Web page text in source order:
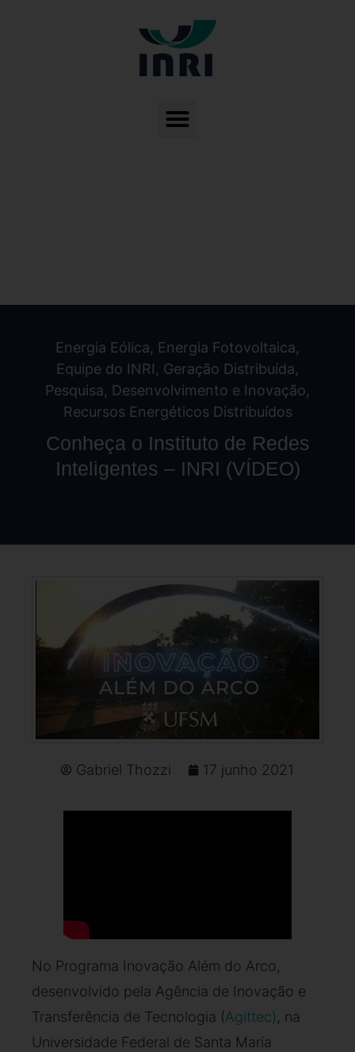
Energia Eólica, Energia Fotovoltaica,
Equipe do INRI, Geração Distribuída,
Pesquisa, Desenvolvimento e Inovação,
Recursos Energéticos Distribuídos
Conheça o Instituto de Redes
Inteligentes – INRI (VÍDEO)
Gabriel Thozzi 17 junho 2021
No Programa Inovação Além do Arco,
desenvolvido pela Agência de Inovação e
Transferência de Tecnologia (Agittec), na
Universidade Federal de Santa Maria